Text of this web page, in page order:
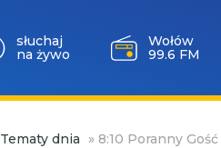
słuchaj
na żywo
Wołów
99.6 FM
Tematy dnia » 8:10 Poranny Gość